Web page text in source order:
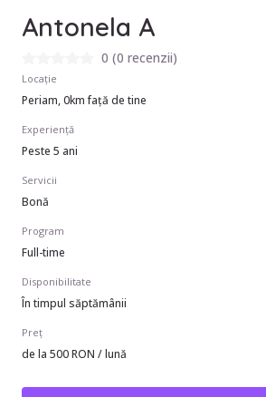
Antonela A
0 (0 recenzii)
Locație
Periam, 0km față de tine
Experiență
Peste 5 ani
Servicii
Bonă
Program
Full-time
Disponibilitate
În timpul săptămânii
Preț
de la 500 RON / lună